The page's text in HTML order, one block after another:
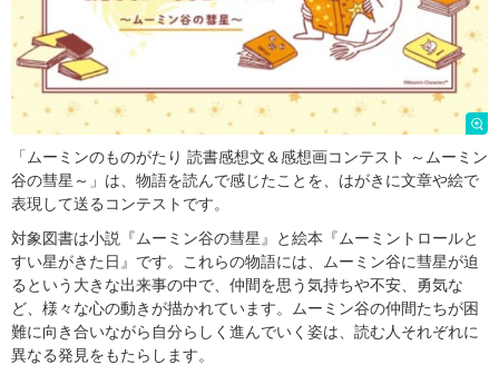
「ムーミンのものがたり 読書感想文＆感想画コンテスト ～ムーミン
谷の彗星～」は、物語を読んで感じたことを、はがきに文章や絵で
表現して送るコンテストです。
対象図書は小説『ムーミン谷の彗星』と絵本『ムーミントロールと
すい星がきた日』です。これらの物語には、ムーミン谷に彗星が迫
るという大きな出来事の中で、仲間を思う気持ちや不安、勇気な
ど、様々な心の動きが描かれています。ムーミン谷の仲間たちが困
難に向き合いながら自分らしく進んでいく姿は、読む人それぞれに
異なる発見をもたらします。